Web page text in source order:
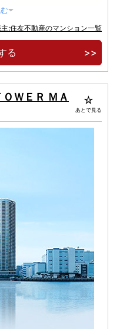
層大規模再開発タワ
:住友不動産のマンション一覧
る
ＷＥＲ ＭＡ
あとで見る